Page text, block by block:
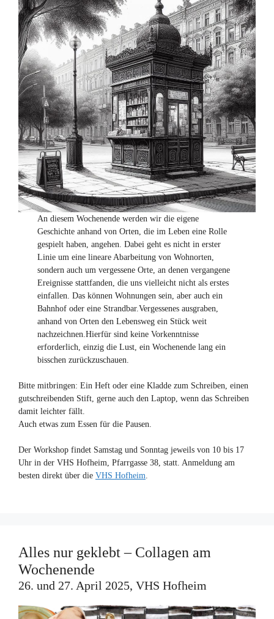
An diesem Wochenende werden wir die eigene
Geschichte anhand von Orten, die im Leben eine Rolle
gespielt haben, angehen. Dabei geht es nicht in erster
Linie um eine lineare Abarbeitung von Wohnorten,
sondern auch um vergessene Orte, an denen vergangene
Ereignisse stattfanden, die uns vielleicht nicht als erstes
einfallen. Das können Wohnungen sein, aber auch ein
Bahnhof oder eine Strandbar.Vergessenes ausgraben,
anhand von Orten den Lebensweg ein Stück weit
nachzeichnen.Hierfür sind keine Vorkenntnisse
erforderlich, einzig die Lust, ein Wochenende lang ein
bisschen zurückzuschauen.
Bitte mitbringen: Ein Heft oder eine Kladde zum Schreiben, einen
gutschreibenden Stift, gerne auch den Laptop, wenn das Schreiben
damit leichter fällt.
Auch etwas zum Essen für die Pausen.
Der Workshop findet Samstag und Sonntag jeweils von 10 bis 17
Uhr in der VHS Hofheim, Pfarrgasse 38, statt. Anmeldung am
besten direkt über die VHS Hofheim
Alles nur geklebt – Collagen am
Wochenende
26. und 27. April 2025, VHS Hofheim